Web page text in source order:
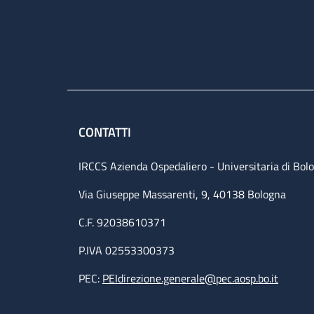
CONTATTI
IRCCS Azienda Ospedaliero - Universitaria di
Via Giuseppe Massarenti, 9, 40138 Bologna
C.F. 92038610371
P.IVA 02553300373
PEC: PEIdirezione.generale@pec.aosp.bo.it